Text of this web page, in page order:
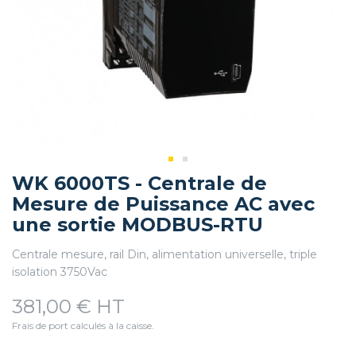
WK 6000TS - Centrale de
Mesure de Puissance AC avec
une sortie MODBUS-RTU
Centrale mesure, rail Din, alimentation universelle, triple
isolation 3750Vac
381,00 € HT
Frais de port calculés à la caisse.